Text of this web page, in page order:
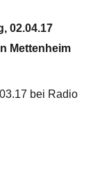
02.04.17
Mettenheim
bei Radio